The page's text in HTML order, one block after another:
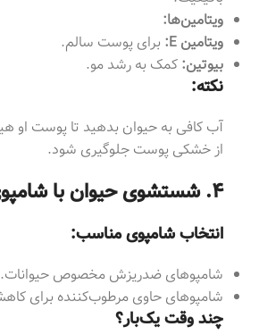
ویتامین‌ها:
ویتامین E:
برای پوست سالم.
بیوتین: کمک به رشد مو.
نکته:
آب کافی به حیوان بدهید تا پوست او
از خشکی پوست جلوگیری شود.
۴. شستشوی حیوان با شامپوی مناسب
انتخاب شامپوی مناسب:
شامپوهای ضدریزش مخصوص حیوانات.
شامپوهای حاوی مرطوب‌کننده برای
چند وقت یک‌بار؟